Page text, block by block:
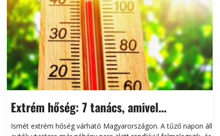
Extrém hőség: 7 tanács, amivel
megóvhatjuk autónkat a nyári károktól
Ismét extrém hőség várható Magyarországon. A tűző napon álló